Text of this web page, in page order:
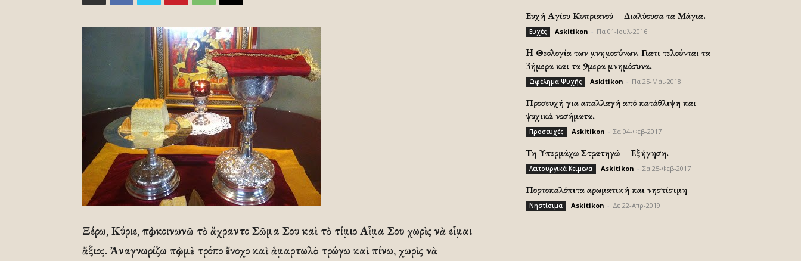
Ξέρω, Κύριε, πὼς κοινωνῶ τὸ ἄχραντο Σῶμα Σου καὶ τὸ τίμιο Αἷμα Σου χωρὶς νὰ εἶμαι
ἄξιος. Ἀναγνωρίζω πὼς μὲ τρόπο ἔνοχο καὶ ἁμαρτωλὸ τρώγω καὶ πίνω, χωρὶς νὰ
Ευχή Αγίου Κυπριανού – Διαλύουσα τα Μάγια.
Ευχές Askitikon Πα 01-Ιούλ-2016
H Θεολογία των μνημοσύνων. Γιατι τελούνται τα
3ήμερα και τα 9μερα μνημόσυνα.
Ωφέλημα Ψυχής Askitikon Πα 25-Μάι-2018
Προσευχή για απαλλαγή από κατάθλιψη και
ψυχικά νοσήματα.
Προσευχές Askitikon Σα 04-Φεβ-2017
Τη Υπερμάχω Στρατηγώ – Εξήγηση.
Λειτουργικά Κείμενα Askitikon Σα 25-Φεβ-2017
Πορτοκαλόπιτα αρωματική και νηστίσιμη
Νηστίσιμα Askitikon Δε 22-Απρ-2019